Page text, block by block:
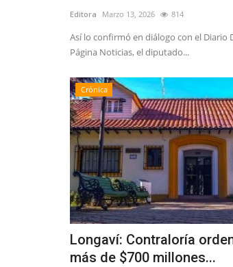
Editora Marzo 13, 2026 814
Así lo confirmó en diálogo con el Diario
Página Noticias, el diputado...
Crónica
Longaví: Contraloría
más de $700 millones...
Corte de
audiencia para
Editora Julio 8, 2026 245
Comienza el proceso para
Contardo